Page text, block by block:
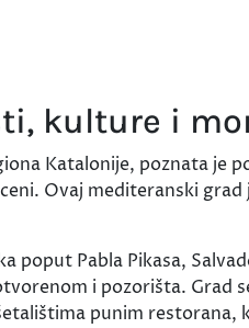
kulture i
Katalonije, poznata je
Ovaj mediteranski grad
poput Pabla Pikasa,
i pozorišta. Grad
punim restorana,